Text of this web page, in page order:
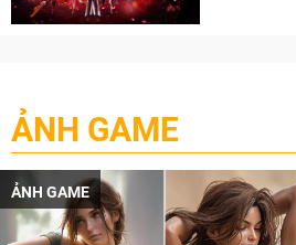
ẢNH GAME
ẢNH GAME